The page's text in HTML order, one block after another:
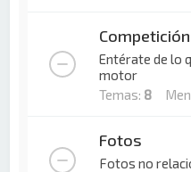
Competición
Entérate de lo
motor
Temas: 8
Fotos
Fotos no